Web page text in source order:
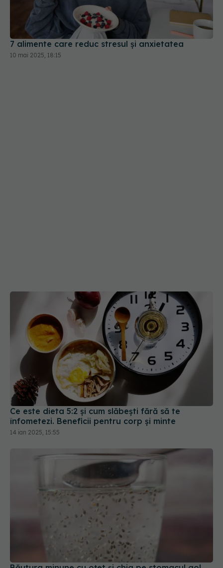
7 alimente care reduc stresul și anxietatea
10 mai 2025, 18:15
Ce este dieta 5:2 și cum slăbești fără să te
înfometezi. Beneficii pentru corp și minte
14 ian 2025, 15:55
Băutura minune cu oțet și chia pe stomacul gol.
Lygia Alexandrescu avertizează: Împreună
produc variații de tensiune
15 feb 2025, 13:22